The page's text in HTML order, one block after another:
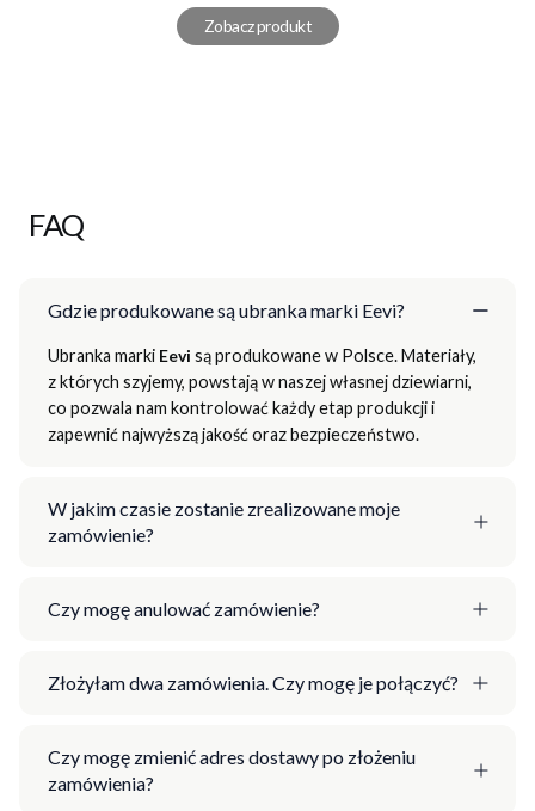
Zobacz produkt
FAQ
Gdzie produkowane są ubranka marki Eevi?
Ubranka marki Eevi są produkowane w Polsce. Materiały,
z których szyjemy, powstają w naszej własnej dziewiarni,
co pozwala nam kontrolować każdy etap produkcji i
zapewnić najwyższą jakość oraz bezpieczeństwo.
W jakim czasie zostanie zrealizowane moje
zamówienie?
Czy mogę anulować zamówienie?
Złożyłam dwa zamówienia. Czy mogę je połączyć?
Czy mogę zmienić adres dostawy po złożeniu
zamówienia?